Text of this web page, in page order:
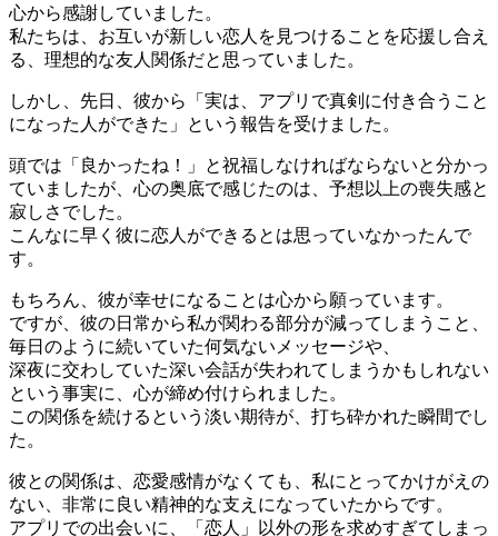
心から感謝していました。
私たちは、お互いが新しい恋人を見つけることを応援し合え
る、理想的な友人関係だと思っていました。
しかし、先日、彼から「実は、アプリで真剣に付き合うこと
になった人ができた」という報告を受けました。
頭では「良かったね！」と祝福しなければならないと分かっ
ていましたが、心の奥底で感じたのは、予想以上の喪失感と
寂しさでした。
こんなに早く彼に恋人ができるとは思っていなかったんで
す。
もちろん、彼が幸せになることは心から願っています。
ですが、彼の日常から私が関わる部分が減ってしまうこと、
毎日のように続いていた何気ないメッセージや、
深夜に交わしていた深い会話が失われてしまうかもしれない
という事実に、心が締め付けられました。
この関係を続けるという淡い期待が、打ち砕かれた瞬間でし
た。
彼との関係は、恋愛感情がなくても、私にとってかけがえの
ない、非常に良い精神的な支えになっていたからです。
アプリでの出会いに、「恋人」以外の形を求めすぎてしまっ